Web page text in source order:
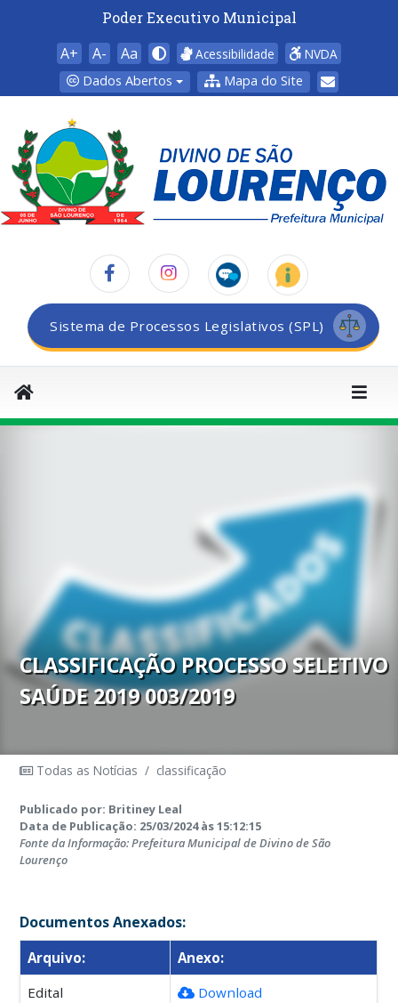
Poder Executivo Municipal
A+ A- Aa Acessibilidade
NVDA
Dados Abertos
Mapa do Site
Sistema de Processos Legislativos (SPL)
CLASSIFICAÇÃO PROCESSO SELETIVO
SAÚDE 2019 003/2019
Todas as Notícias / classificação
Publicado por: Britiney Leal
Data de Publicação: 25/03/2024 às 15:12:15
Fonte da Informação: Prefeitura Municipal de Divino de São
Lourenço
Documentos Anexados:
Arquivo:
Anexo:
Edital
Download